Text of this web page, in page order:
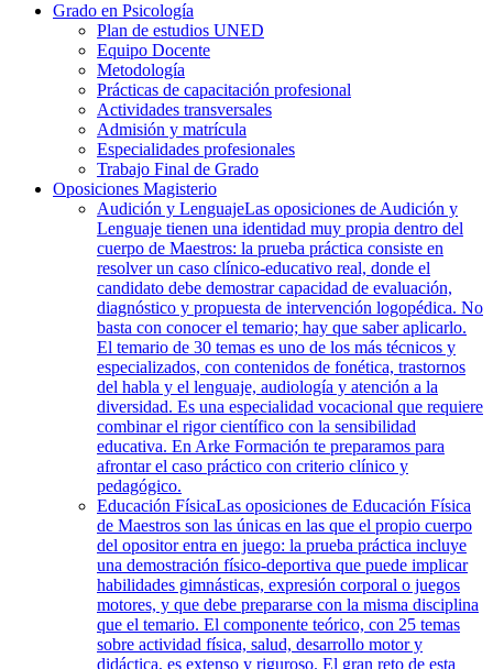
Grado en Psicología
Plan de estudios UNED
Equipo Docente
Metodología
Prácticas de capacitación profesional
Actividades transversales
Admisión y matrícula
Especialidades profesionales
Trabajo Final de Grado
Oposiciones Magisterio
Audición y LenguajeLas oposiciones de Audición y
Lenguaje tienen una identidad muy propia dentro del
cuerpo de Maestros: la prueba práctica consiste en
resolver un caso clínico-educativo real, donde el
candidato debe demostrar capacidad de evaluación,
diagnóstico y propuesta de intervención logopédica. No
basta con conocer el temario; hay que saber aplicarlo.
El temario de 30 temas es uno de los más técnicos y
especializados, con contenidos de fonética, trastornos
del habla y el lenguaje, audiología y atención a la
diversidad. Es una especialidad vocacional que requiere
combinar el rigor científico con la sensibilidad
educativa. En Arke Formación te preparamos para
afrontar el caso práctico con criterio clínico y
pedagógico.
Educación FísicaLas oposiciones de Educación Física
de Maestros son las únicas en las que el propio cuerpo
del opositor entra en juego: la prueba práctica incluye
una demostración físico-deportiva que puede implicar
habilidades gimnásticas, expresión corporal o juegos
motores, y que debe prepararse con la misma disciplina
que el temario. El componente teórico, con 25 temas
sobre actividad física, salud, desarrollo motor y
didáctica, es extenso y riguroso. El gran reto de esta